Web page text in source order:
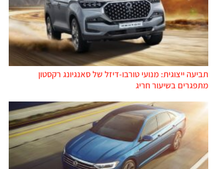
תביעה ייצוגית: מנועי טורבו-דיזל של סאנגיונג רקסטון
מתפגרים בשיעור חריג